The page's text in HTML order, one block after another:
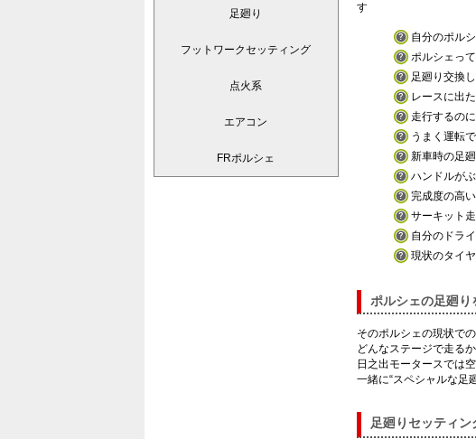
足廻り
フットワークセッティング
点火系
エアコン
FRポルシェ
す
自分のポル
ポルシェっ
足廻り交換
レースに出
走行するの
うまく運転
新車時の足
ハンドルが
完成度の高
サーキット
自分のドラ
現状のタイ
ポルシェの足廻り
そのポルシェの現状で
どんなステージで走る
日之出モータースでは
一緒に“スペシャルな足
足廻りセッティン